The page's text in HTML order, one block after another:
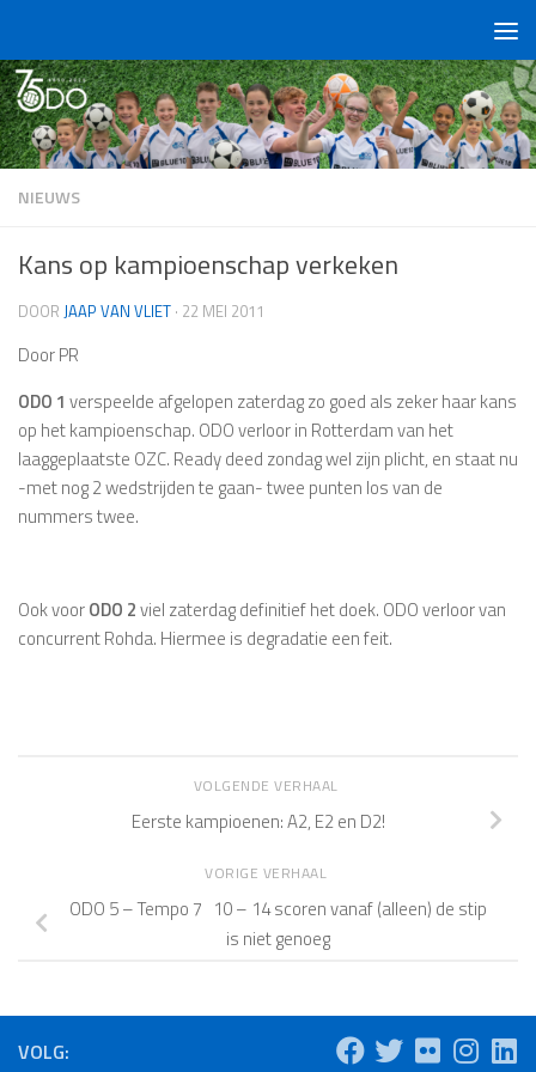
NIEUWS
Kans op kampioenschap verkeken
DOOR JAAP VAN VLIET · 22 MEI 2011
Door PR
ODO 1 verspeelde afgelopen zaterdag zo goed als zeker haar kans
op het kampioenschap. ODO verloor in Rotterdam van het
laaggeplaatste OZC. Ready deed zondag wel zijn plicht, en staat nu
-met nog 2 wedstrijden te gaan- twee punten los van de
nummers twee.
Ook voorODO 2viel zaterdag definitief het doek. ODO verloor van
concurrent Rohda. Hiermee is degradatie een feit.
VOLGENDE VERHAAL
Eerste kampioenen: A2, E2 en D2!
VORIGE VERHAAL
ODO 5 – Tempo 7 10 – 14 scoren vanaf (alleen) de stip
is niet genoeg
VOLG: